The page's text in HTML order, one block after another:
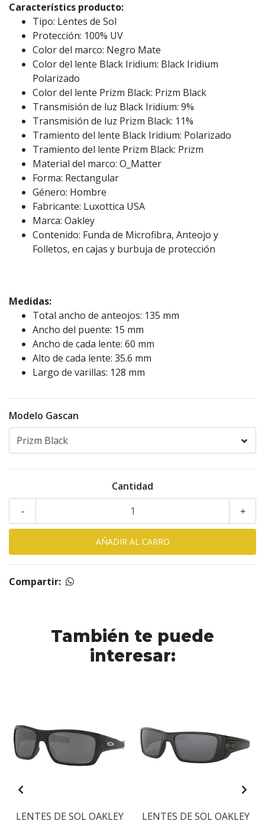
Característics producto:
Tipo: Lentes de Sol
Protección: 100% UV
Color del marco: Negro Mate
Color del lente Black Iridium: Black Iridium
Polarizado
Color del lente Prizm Black: Prizm Black
Transmisión de luz Black Iridium: 9%
Transmisión de luz Prizm Black: 11%
Tramiento del lente Black Iridium: Polarizado
Tramiento del lente Prizm Black: Prizm
Material del marco: O_Matter
Forma: Rectangular
Género: Hombre
Fabricante: Luxottica USA
Marca: Oakley
Contenido: Funda de Microfibra, Anteojo y
Folletos, en cajas y burbuja de protección
Medidas:
Total ancho de anteojos: 135 mm
Ancho del puente: 15 mm
Ancho de cada lente: 60 mm
Alto de cada lente: 35.6 mm
Largo de varillas: 128 mm
Modelo Gascan
Cantidad
+
-
Compartir:
También te puede
interesar:
LENTES DE SOL OAKLEY
LENTES DE SOL OAKLEY